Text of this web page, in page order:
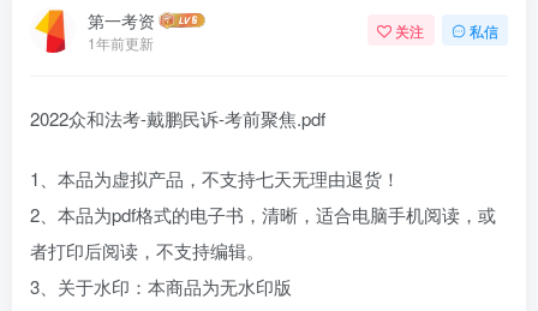
第一考资
1年前更新
关注 私信
2022众和法考-戴鹏民诉-考前聚焦.pdf
1、本品为虚拟产品，不支持七天无理由退货！
2、本品为pdf格式的电子书，清晰，适合电脑手机阅读，或
者打印后阅读，不支持编辑。
3、关于水印：本商品为无水印版